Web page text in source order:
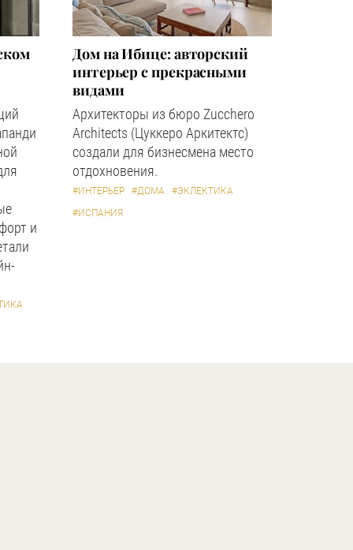
и
Дом на Ибице: авторский
интерьер с прекрасными
видами
Архитекторы из бюро Zucchero
Architects (Цуккеро Аркитектс)
создали для бизнесмена место
отдохновения.
#ИНТЕРЬЕР #ДОМА
#ЭКЛЕКТИКА
#ИСПАНИЯ